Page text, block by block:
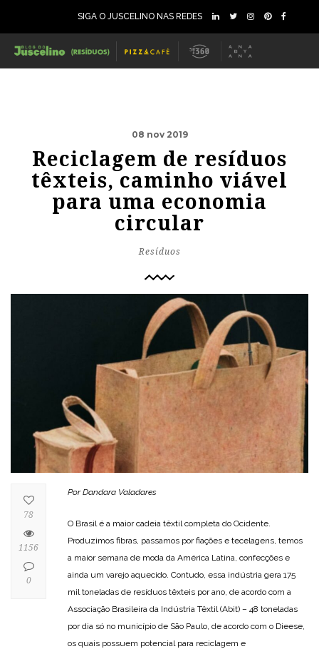
SIGA O JUSCELINO NAS REDES
08 nov 2019
Reciclagem de resíduos
têxteis, caminho viável
para uma economia
circular
Resíduos
Por Dandara Valadares
O Brasil é a maior cadeia têxtil completa do Ocidente.
Produzimos fibras, passamos por fiações e tecelagens, temos
a maior semana de moda da América Latina, confecções e
ainda um varejo aquecido. Contudo, essa indústria gera 175
mil toneladas de resíduos têxteis por ano, de acordo com a
Associação Brasileira da Indústria Têxtil (Abit) – 48 toneladas
por dia só no município de São Paulo, de acordo com o Dieese,
os quais possuem potencial para reciclagem e
78
1156
0